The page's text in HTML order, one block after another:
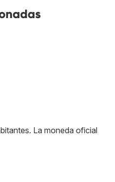
La moneda oficial